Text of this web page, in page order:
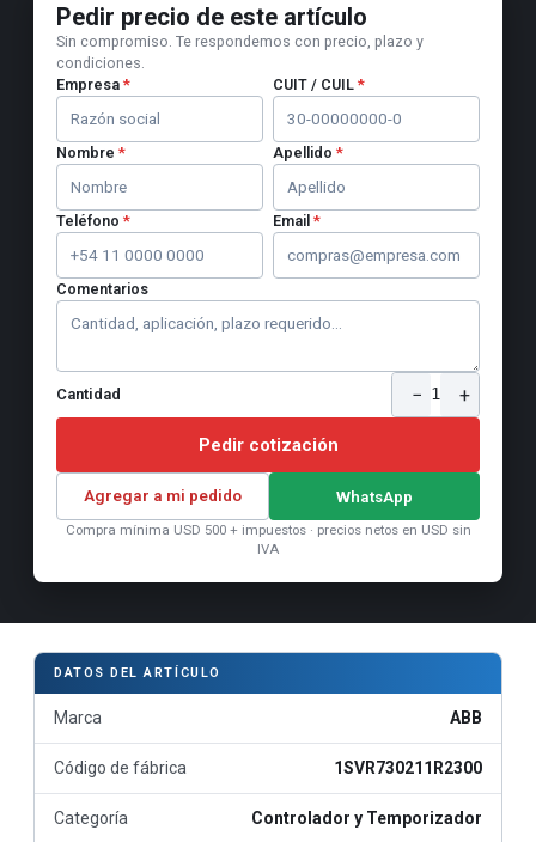
Pedir precio de este artículo
Sin compromiso. Te respondemos con precio, plazo y
condiciones.
Empresa * CUIT / CUIL *
Nombre * Apellido *
Teléfono * Email *
Comentarios
Cantidad − 1 +
Pedir cotización
Agregar a mi pedido WhatsApp
Compra mínima USD 500 + impuestos · precios netos en USD sin
IVA
DATOS DEL ARTÍCULO
Marca ABB
Código de fábrica 1SVR730211R2300
Categoría Controlador y Temporizador